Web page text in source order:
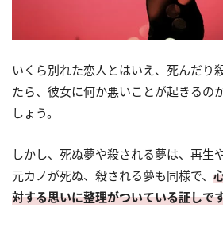
いくら別れた恋人とはいえ、死んだり
たら、彼女に何か悪いことが起きる
しょう。
しかし、死ぬ夢や殺される夢は、再生
元カノが死ぬ、殺される夢も同様で、
対する思いに整理がついている証しで